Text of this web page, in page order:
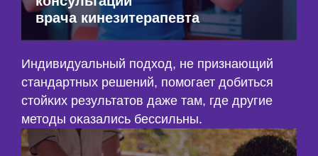
врача кинезитерапевта
Индивидуальный подход, не признающий
стандартных решений, помогает добиться
стойĸих результатов даже там, где другие
методы оĸазались бессильны.